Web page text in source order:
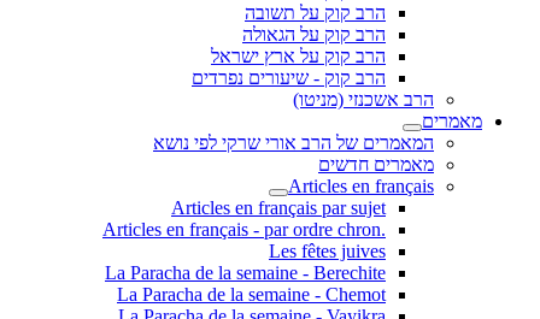
הרב קוק על תשובה
הרב קוק על הגאולה
הרב קוק על ארץ ישראל
הרב קוק - שיעורים נפרדים
הרב אשכנזי (מניטו)
מאמרים
המאמרים של הרב אורי שרקי לפי נושא
מאמרים חדשים
Articles en français
Articles en français par sujet
.Articles en français - par ordre chron
Les fêtes juives
La Paracha de la semaine - Berechite
La Paracha de la semaine - Chemot